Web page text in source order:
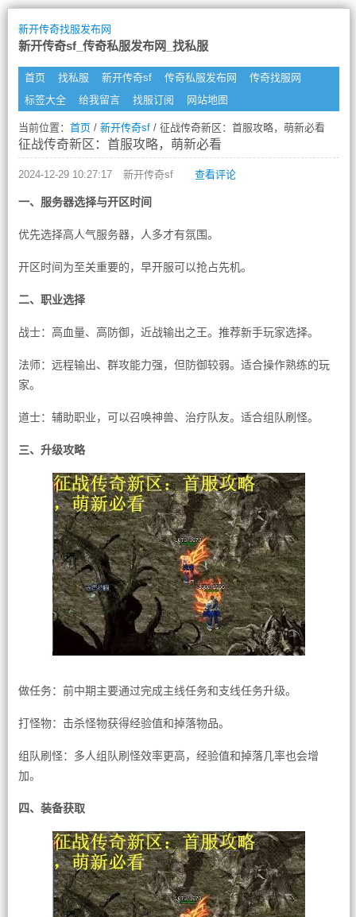
新开传奇找服发布网
新开传奇sf_传奇私服发布网_找私服
首页 找私服 新开传奇sf 传奇私服发布网
传奇找服网
标签大全
给我留言 找服订阅 网站地图
当前位置： 首页/ 新开传奇sf/ 征战传奇新区：首服攻略，萌新必看
征战传奇新区：首服攻略，萌新必看
2024-12-29 10:27:17 新开传奇sf 查看评论
一、服务器选择与开区时间
优先选择高人气服务器，人多才有氛围。
开区时间为至关重要的，早开服可以抢占先机。
二、职业选择
战士：高血量、高防御，近战输出之王。推荐新手玩家选择。
法师：远程输出、群攻能力强，但防御较弱。适合操作熟练的玩
家。
道士：辅助职业，可以召唤神兽、治疗队友。适合组队刷怪。
三、升级攻略
做任务：前中期主要通过完成主线任务和支线任务升级。
打怪物：击杀怪物获得经验值和掉落物品。
组队刷怪：多人组队刷怪效率更高，经验值和掉落几率也会增
加。
四、装备获取